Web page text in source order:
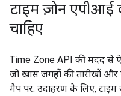
टाइम ज़ोन एपीआई
चाहिए
Time Zone API की मदद से
जो खास जगहों की तारीखों
मैप पर. उदाहरण के लिए, टाइम